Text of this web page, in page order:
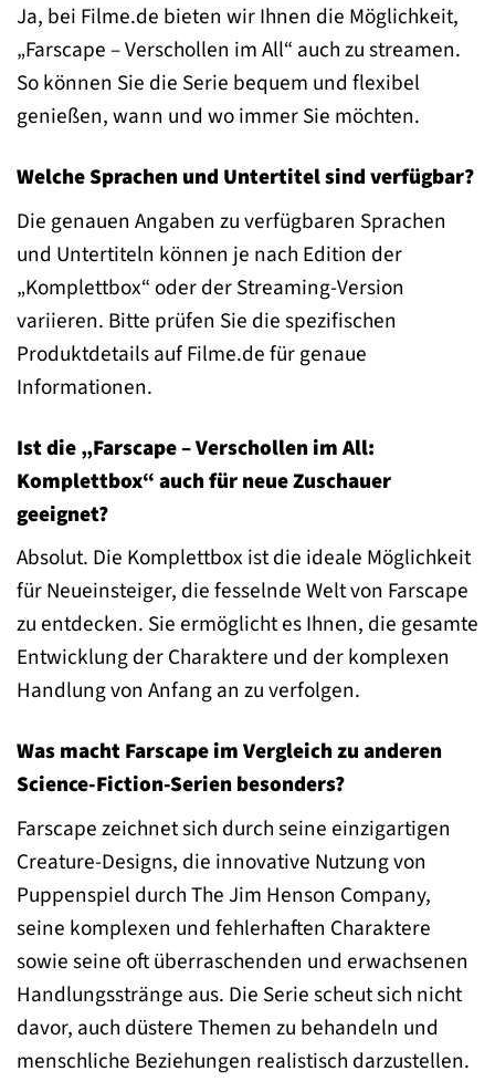
Ja, bei Filme.de bieten wir Ihnen die Möglichkeit,
„Farscape – Verschollen im All“ auch zu streamen.
So können Sie die Serie bequem und flexibel
genießen, wann und wo immer Sie möchten.
Welche Sprachen und Untertitel sind verfügbar?
Die genauen Angaben zu verfügbaren Sprachen
und Untertiteln können je nach Edition der
„Komplettbox“ oder der Streaming-Version
variieren. Bitte prüfen Sie die spezifischen
Produktdetails auf Filme.de für genaue
Informationen.
Ist die „Farscape – Verschollen im All:
Komplettbox“ auch für neue Zuschauer
geeignet?
Absolut. Die Komplettbox ist die ideale Möglichkeit
für Neueinsteiger, die fesselnde Welt von Farscape
zu entdecken. Sie ermöglicht es Ihnen, die gesamte
Entwicklung der Charaktere und der komplexen
Handlung von Anfang an zu verfolgen.
Was macht Farscape im Vergleich zu anderen
Science-Fiction-Serien besonders?
Farscape zeichnet sich durch seine einzigartigen
Creature-Designs, die innovative Nutzung von
Puppenspiel durch The Jim Henson Company,
seine komplexen und fehlerhaften Charaktere
sowie seine oft überraschenden und erwachsenen
Handlungsstränge aus. Die Serie scheut sich nicht
davor, auch düstere Themen zu behandeln und
menschliche Beziehungen realistisch darzustellen.